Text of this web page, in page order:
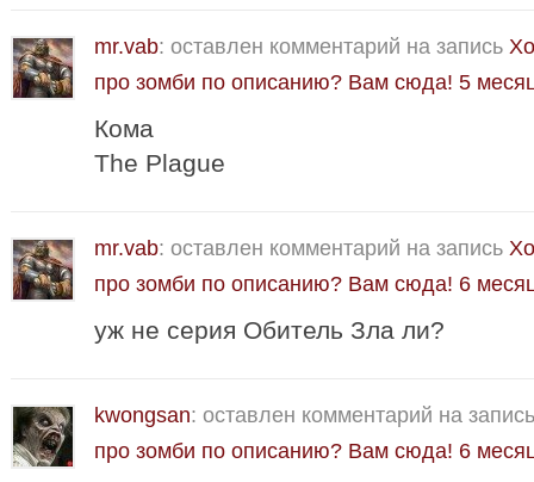
mr.vab: оставлен комментарий на запись
про зомби по описанию? Вам сюда! 5
Кома
The Plague
mr.vab: оставлен комментарий на запись
про зомби по описанию? Вам сюда! 6
уж не серия Обитель Зла ли?
kwongsan: оставлен комментарий на
про зомби по описанию? Вам сюда! 6